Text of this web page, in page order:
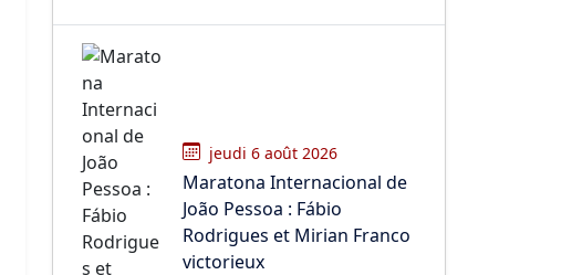
jeudi 6 août 2026
Maratona Internacional de
João Pessoa : Fábio
Rodrigues et Mirian Franco
victorieux